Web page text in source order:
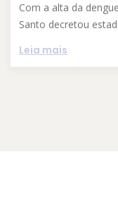
Com a alta da
Santo decretou
Leia mais